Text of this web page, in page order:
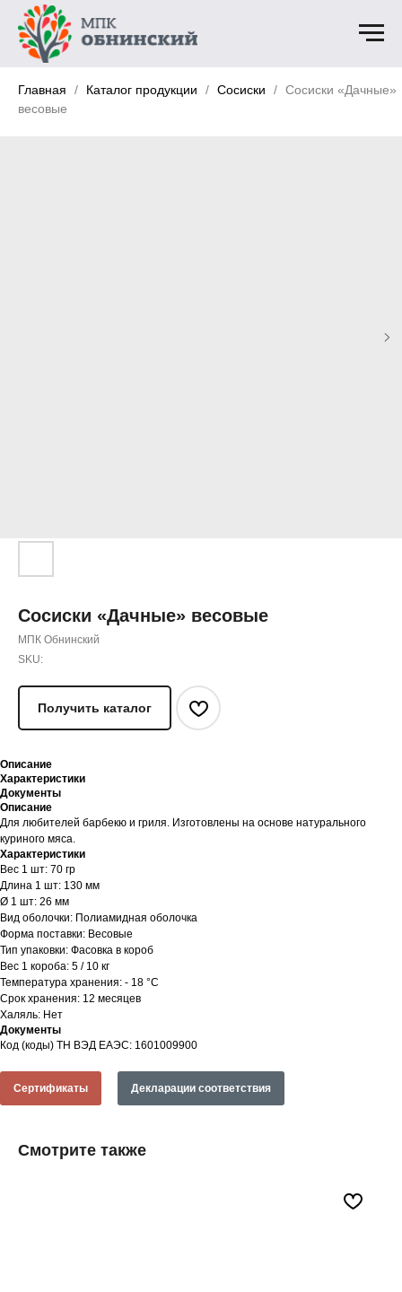
Главная Каталог продукции Сосиски
Сосиски «Дачные»
весовые
Сосиски «Дачные» весовые
МПК Обнинский
SKU:
Получить каталог
Описание
Характеристики
Документы
Описание
Для любителей барбекю и гриля. Изготовлены на основе натурального
куриного мяса.
Характеристики
Вес 1 шт: 70 гр
Длина 1 шт: 130 мм
Ø 1 шт: 26 мм
Вид оболочки: Полиамидная оболочка
Форма поставки: Весовые
Тип упаковки: Фасовка в короб
Вес 1 короба: 5 / 10 кг
Температура хранения: - 18 °С
Срок хранения: 12 месяцев
Халяль: Нет
Документы
Код (коды) ТН ВЭД ЕАЭС: 1601009900
Сертификаты Декларации соответствия
Смотрите также